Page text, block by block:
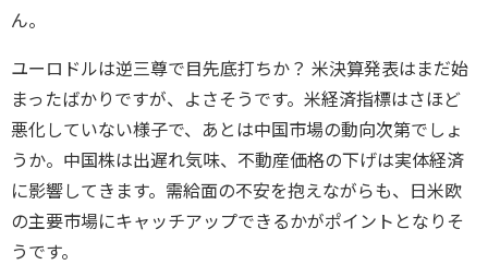
ん。
ユーロドルは逆三尊で目先底打ちか？ 米決算発表はまだ始
まったばかりですが、よさそうです。米経済指標はさほど
悪化していない様子で、あとは中国市場の動向次第でしょ
うか。中国株は出遅れ気味、不動産価格の下げは実体経済
に影響してきます。需給面の不安を抱えながらも、日米欧
の主要市場にキャッチアップできるかがポイントとなりそ
うです。